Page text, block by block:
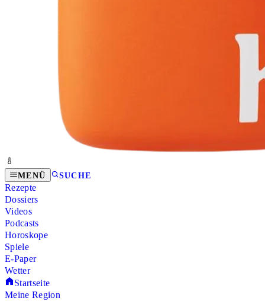
MENÜ SUCHE
Rezepte
Dossiers
Videos
Podcasts
Horoskope
Spiele
E-Paper
Wetter
Startseite
Meine Region